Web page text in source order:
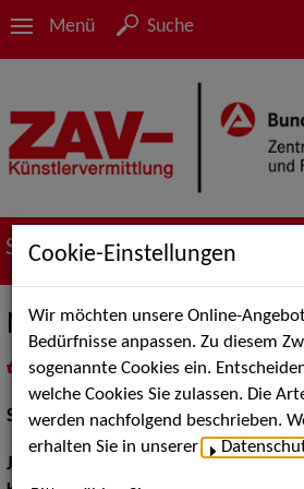
Menü Suche
Suche nach Künstler*innen
Nele Swanton
inMeine Merklistelegen
Schauspiel:Bühne, Film und TV
Jahrgang:
Cookie-Einstellungen
Wir möchten unsere Online-
Bedürfnisse anpassen. Zu diesem
sogenannte Cookies ein.
welche Cookies Sie zulassen. Die
werden nachfolgend beschrieben.
erhalten Sie in unserer